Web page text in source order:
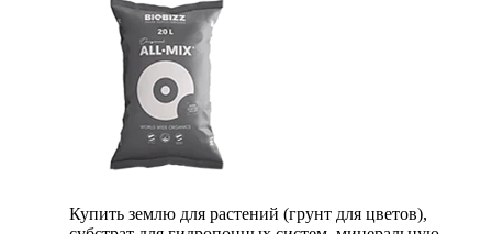
Купить землю для растений (грунт для цветов),